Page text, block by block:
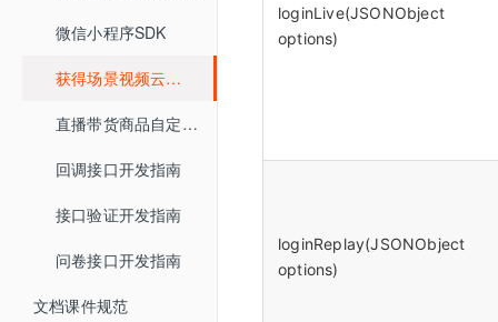
营销设置
观看端设置
讲师端设置
助教端设置
直播记录
直播回放
直播文档
营销互动
直播回放
直播统计
高级设置
营销互动
防录屏设置
客户端设置
敏感词设置
直播审核
自定义未登录页
自定义表情
直播统计
回放统计
资产管理
打赏收益
红包账户
提现账户设置
主持人网页
观看移动H5页面
微信小程序SDK
获得场景视频云直播插件使用说明
直播带货商品自定义跳转开发指南
回调接口开发指南
接口验证开发指南
问卷接口开发指南
文档课件规范
loginLive(JSONObject
options)
loginReplay(JSONObject
options)